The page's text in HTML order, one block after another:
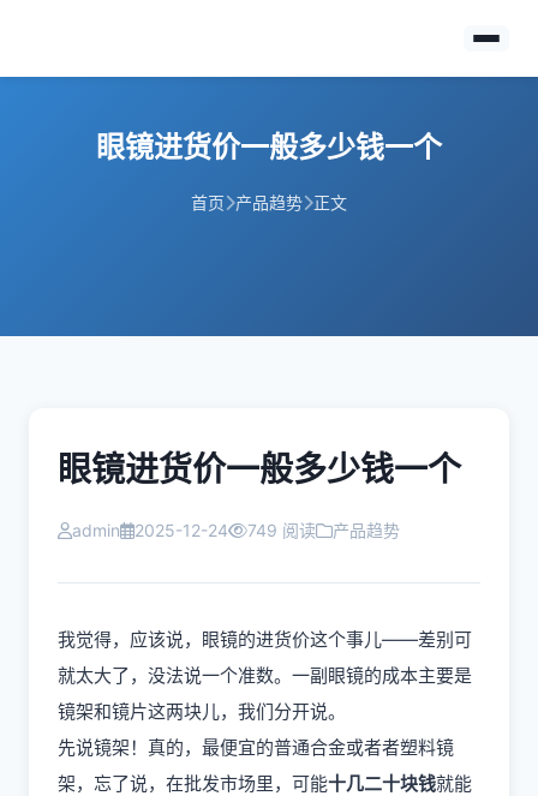
眼镜进货价一般多少钱一个
首页 产品趋势 正文
眼镜进货价一般多少钱一个
admin 2025-12-24 749 阅读 产品趋势
我觉得，应该说，眼镜的进货价这个事儿——差别可
就太大了，没法说一个准数。一副眼镜的成本主要是
镜架和镜片这两块儿，我们分开说。
先说镜架！真的，最便宜的普通合金或者者塑料镜
架，忘了说，在批发市场里，可能十几二十块钱就能